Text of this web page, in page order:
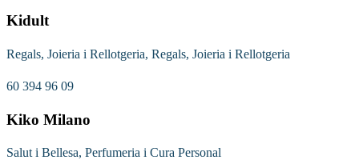
Kidult
Regals, Joieria i Rellotgeria, Regals, Joieria i Rellotgeria
60 394 96 09
Kiko Milano
Salut i Bellesa, Perfumeria i Cura Personal